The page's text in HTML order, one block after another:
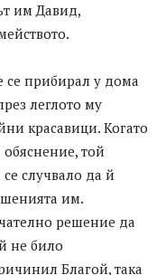
им Давид,
се прибирал у дома
леглото му
красавици. Когато
той
случвало да й
им.
решение да
не било
Благой, така